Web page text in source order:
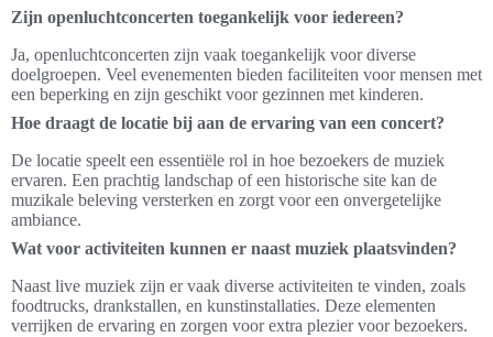
Zijn openluchtconcerten toegankelijk voor iedereen?
Ja, openluchtconcerten zijn vaak toegankelijk voor diverse
doelgroepen. Veel evenementen bieden faciliteiten voor mensen met
een beperking en zijn geschikt voor gezinnen met kinderen.
Hoe draagt de locatie bij aan de ervaring van een concert?
De locatie speelt een essentiële rol in hoe bezoekers de muziek
ervaren. Een prachtig landschap of een historische site kan de
muzikale beleving versterken en zorgt voor een onvergetelijke
ambiance.
Wat voor activiteiten kunnen er naast muziek plaatsvinden?
Naast live muziek zijn er vaak diverse activiteiten te vinden, zoals
foodtrucks, drankstallen, en kunstinstallaties. Deze elementen
verrijken de ervaring en zorgen voor extra plezier voor bezoekers.